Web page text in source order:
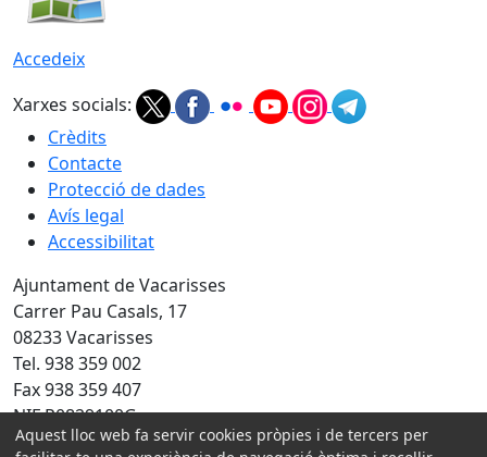
Accedeix
Xarxes socials:
Crèdits
Contacte
Protecció de dades
Avís legal
Accessibilitat
Ajuntament de Vacarisses
Carrer Pau Casals, 17
08233 Vacarisses
Tel. 938 359 002
Fax 938 359 407
NIF P0829100G
Aquest lloc web fa servir cookies pròpies i de tercers per